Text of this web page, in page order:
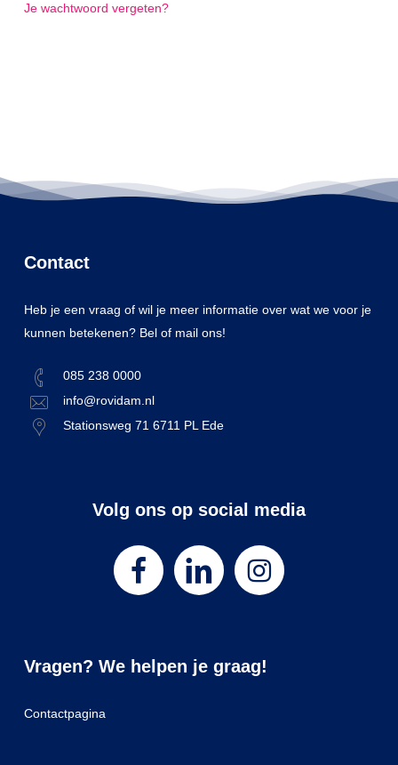
Je wachtwoord vergeten?
Contact
Heb je een vraag of wil je meer informatie over wat we voor je
kunnen betekenen? Bel of mail ons!
085 238 0000
info@rovidam.nl
Stationsweg 71 6711 PL Ede
Volg ons op social media
Vragen? We helpen je graag!
Contactpagina